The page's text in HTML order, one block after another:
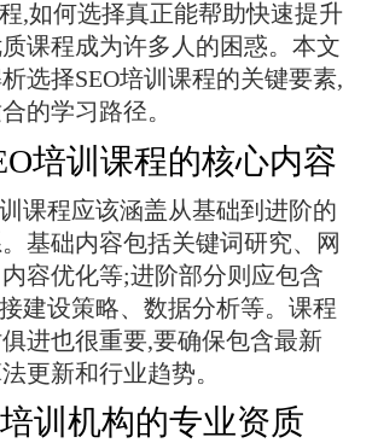
,如何选择真正能帮助快速提升
课程成为许多人的困惑。本文
选择SEO培训课程的关键要素,
的学习路径。
培训课程的核心内容
课程应该涵盖从基础到进阶的
基础内容包括关键词研究、网
容优化等;进阶部分则应包含
建设策略、数据分析等。课程
进也很重要,要确保包含最新
更新和行业趋势。
训机构的专业资质